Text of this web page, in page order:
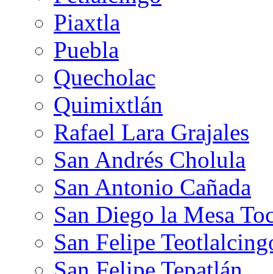
Piaxtla
Puebla
Quecholac
Quimixtlán
Rafael Lara Grajales
San Andrés Cholula
San Antonio Cañada
San Diego la Mesa
San Felipe